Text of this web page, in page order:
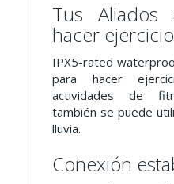
Tus
hacer ejercicio
IPX5-rated
para hacer
actividades de
también se puede
lluvia.
Conexión